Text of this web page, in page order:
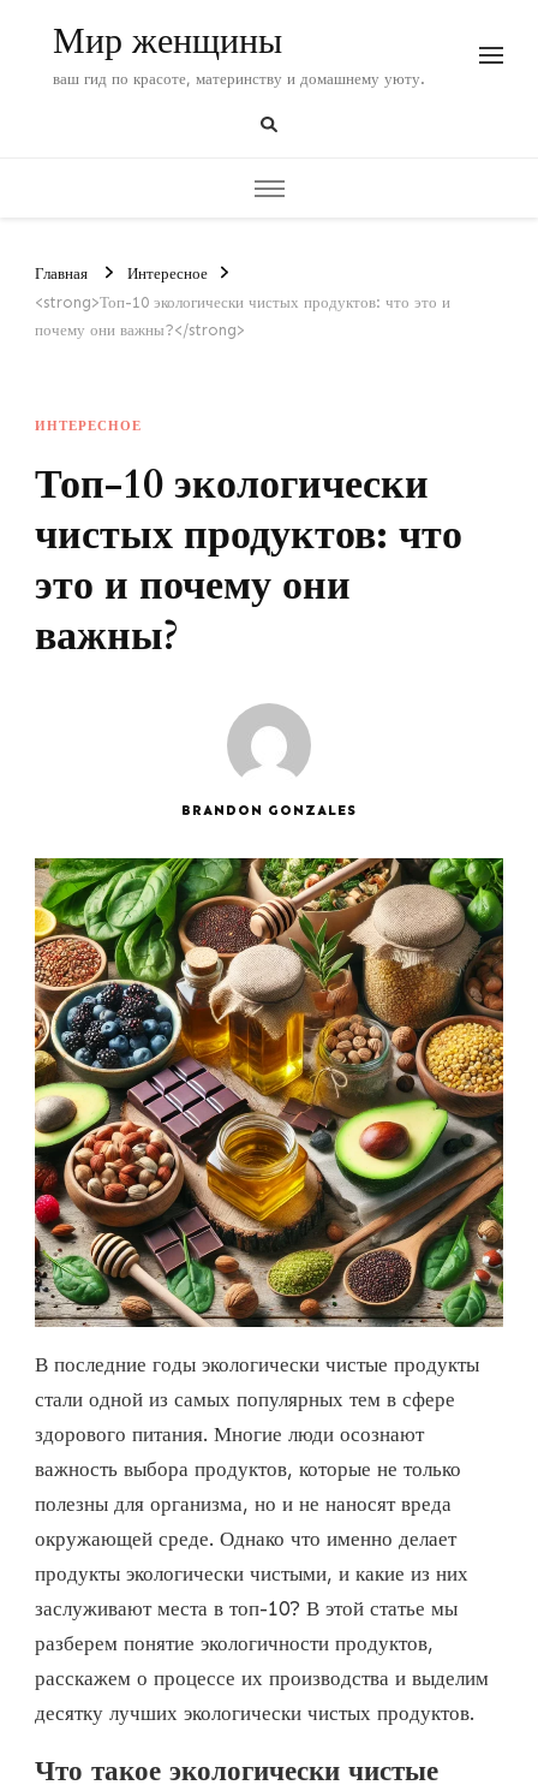
Мир женщины
ваш гид по красоте, материнству и домашнему уюту.
Главная
Интересное
<strong>Топ-10 экологически чистых продуктов: что это и
почему они важны?</strong>
ИНТЕРЕСНОЕ
Топ-10 экологически
чистых продуктов: что
это и почему они
важны?
BRANDON GONZALES
В последние годы экологически чистые продукты
стали одной из самых популярных тем в сфере
здорового питания. Многие люди осознают
важность выбора продуктов, которые не только
полезны для организма, но и не наносят вреда
окружающей среде. Однако что именно делает
продукты экологически чистыми, и какие из них
заслуживают места в топ-10? В этой статье мы
разберем понятие экологичности продуктов,
расскажем о процессе их производства и выделим
десятку лучших экологически чистых продуктов.
Что такое экологически чистые